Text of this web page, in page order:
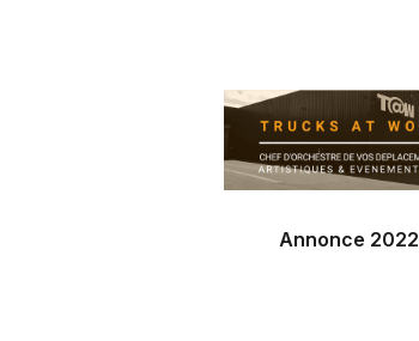
Annonce 2022